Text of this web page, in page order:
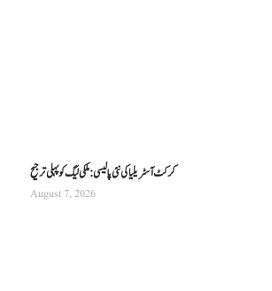
کرکٹ آسٹریلیا کی نئی پالیسی: ملکی لیگ کو پہلی ترجیح
August 7, 2026